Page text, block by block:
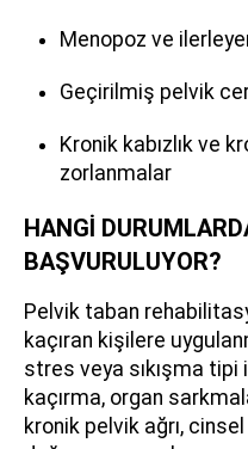
Menopoz ve
Geçirilmiş pelvik
Kronik kabızlık ve
zorlanmalar
HANGİ
BAŞVURULUYOR?
Pelvik taban
kaçıran kişilere
stres veya sıkışma tipi
kaçırma, organ
kronik pelvik ağrı,